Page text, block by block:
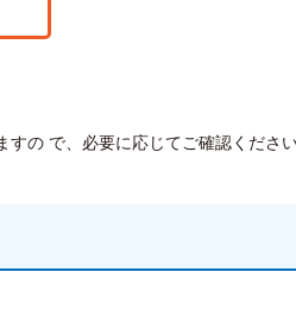
の で、必要に応じてご確認くださ